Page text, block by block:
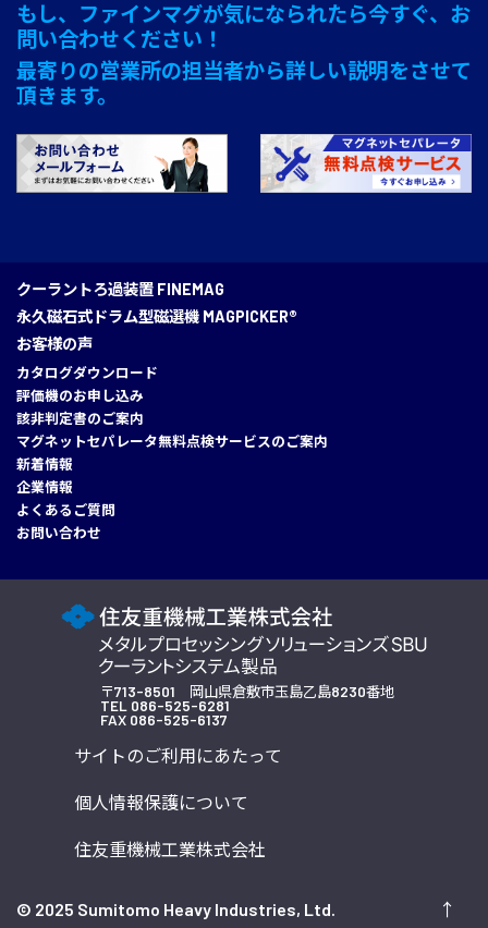
もし、ファインマグが気になられたら今すぐ、お
問い合わせください！
最寄りの営業所の担当者から詳しい説明をさせて
頂きます。
クーラントろ過装置 FINEMAG
永久磁石式ドラム型磁選機 MAGPICKER®
お客様の声
カタログダウンロード
評価機のお申し込み
該非判定書のご案内
マグネットセパレータ無料点検サービスのご案内
新着情報
企業情報
よくあるご質問
お問い合わせ
〒713-8501 岡山県倉敷市玉島乙島8230番地
TEL 086-525-6281
FAX 086-525-6137
サイトのご利用にあたって
個人情報保護について
住友重機械工業株式会社
© 2025 Sumitomo Heavy Industries, Ltd.
↑